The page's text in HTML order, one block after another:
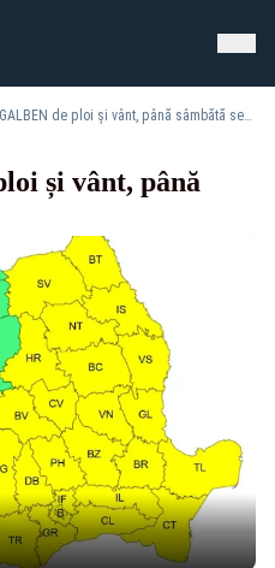
COD GALBEN de ploi și vânt, până sâmbătă seara
și vânt, până